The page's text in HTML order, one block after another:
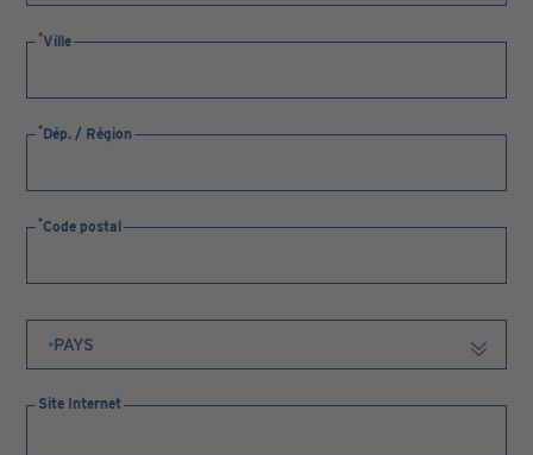
Ville
Dép. / Région
Code postal
Site Internet